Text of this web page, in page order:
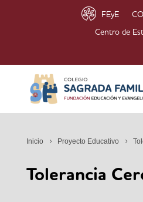
FEyE
Centro de
Inicio Proyecto Educativo
Tolerancia